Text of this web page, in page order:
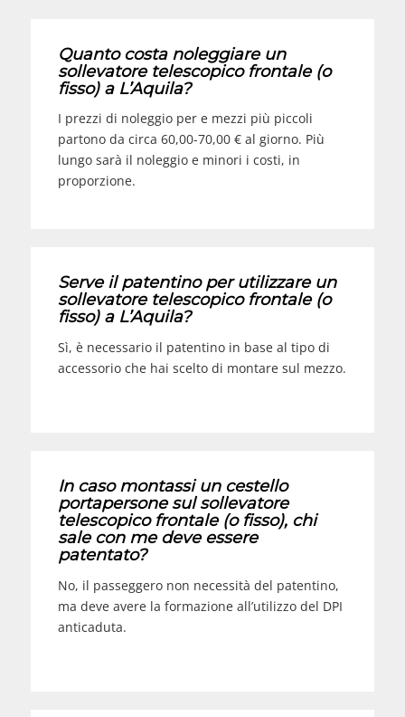
Quanto costa noleggiare un
sollevatore telescopico frontale (o
fisso) a L’Aquila?
I prezzi di noleggio per e mezzi più piccoli
partono da circa 60,00-70,00 € al giorno. Più
lungo sarà il noleggio e minori i costi, in
proporzione.
Serve il patentino per utilizzare un
sollevatore telescopico frontale (o
fisso) a L’Aquila?
Sì, è necessario il patentino in base al tipo di
accessorio che hai scelto di montare sul mezzo.
In caso montassi un cestello
portapersone sul sollevatore
telescopico frontale (o fisso), chi
sale con me deve essere
patentato?
No, il passeggero non necessità del patentino,
ma deve avere la formazione all’utilizzo del DPI
anticaduta.